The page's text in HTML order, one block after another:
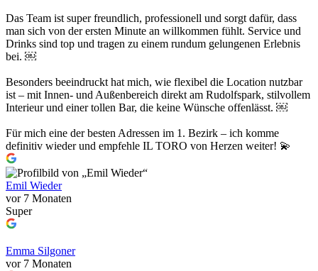
Das Team ist super freundlich, professionell und sorgt dafür, dass
man sich von der ersten Minute an willkommen fühlt. Service und
Drinks sind top und tragen zu einem rundum gelungenen Erlebnis
bei. ￼
Besonders beeindruckt hat mich, wie flexibel die Location nutzbar
ist – mit Innen- und Außenbereich direkt am Rudolfspark, stilvollem
Interieur und einer tollen Bar, die keine Wünsche offenlässt. ￼
Für mich eine der besten Adressen im 1. Bezirk – ich komme
definitiv wieder und empfehle IL TORO von Herzen weiter! 💫
Emil Wieder
vor 7 Monaten
Super
Emma Silgoner
vor 7 Monaten